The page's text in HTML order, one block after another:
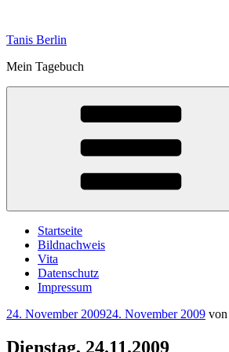
springen
Tanis Berlin
Mein Tagebuch
Startseite
Bildnachweis
Vita
Datenschutz
Impressum
Veröffentlicht
24. November 200924. November 2009 von
Dienstag, 24.11.2009